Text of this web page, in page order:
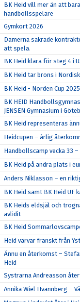
BK Heid vill mer än att
handbollsspelare
Gymkort 2026
Damerna säkrade
att spela.
BK Heid klara för steg 4 i
BK Heid tar brons i
BK Heid - Norden Cup 2025
BK HEID
JENSEN Gymnasium i
BK Heid representeras
Heidcupen – årlig
Handbollscamp vecka 33
BK Heid på andra plats i
Anders Niklasson – en
BK Heid samt BK Heid UF
BK Heids eldsjäl och
avlidit
BK Heid
Heid värvar franskt från
Ännu en återkomst –
Heid
Systrarna Andreasson
Annika Wiel Hvannberg –